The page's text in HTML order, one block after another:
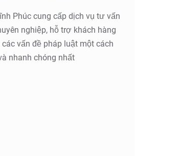
Phúc cung cấp dịch vụ tư vấn
nghiệp, hỗ trợ khách hàng
vấn đề pháp luật một cách
nhanh chóng nhất